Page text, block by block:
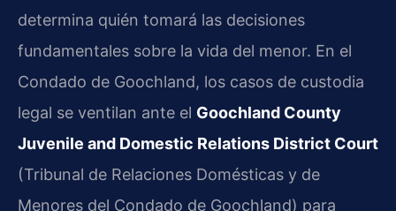
determina quién tomará las decisiones
fundamentales sobre la vida del menor. En el
Condado de Goochland, los casos de custodia
legal se ventilan ante el Goochland County
Juvenile and Domestic Relations District Court
(Tribunal de Relaciones Domésticas y de
Menores del Condado de Goochland) para